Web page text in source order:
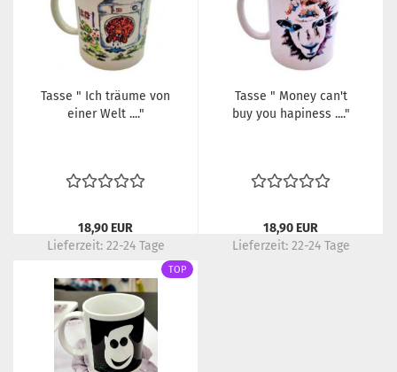
Tasse " Ich träume von
einer Welt ...."
18,90 EUR
Lieferzeit: 22-24 Tage
Tasse " Money can't
buy you hapiness ...."
18,90 EUR
Lieferzeit: 22-24 Tage
TOP